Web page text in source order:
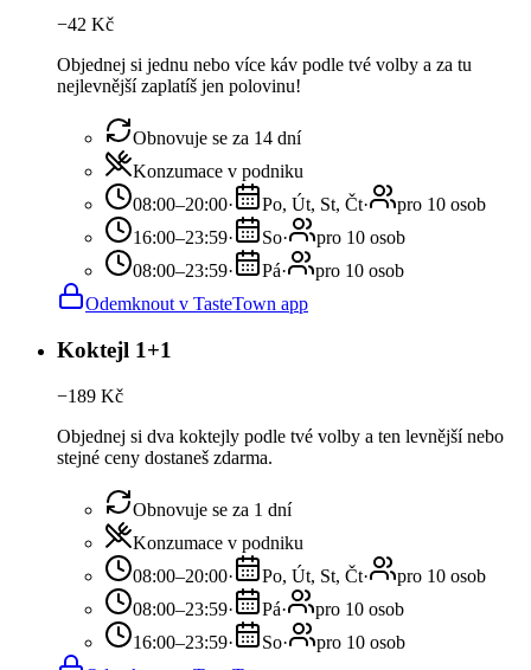
−42 Kč
Objednej si jednu nebo více káv podle tvé volby a za tu
nejlevnější zaplatíš jen polovinu!
Obnovuje se za 14 dní
Konzumace v podniku
08:00–20:00· Po, Út, St, Čt·
pro 10 osob
16:00–23:59· So·
pro 10 osob
08:00–23:59· Pá·
pro 10 osob
Odemknout v TasteTown app
Koktejl 1+1
−189 Kč
Objednej si dva koktejly podle tvé volby a ten levnější nebo
stejné ceny dostaneš zdarma.
Obnovuje se za 1 dní
Konzumace v podniku
08:00–20:00· Po, Út, St, Čt·
pro 10 osob
08:00–23:59· Pá·
pro 10 osob
16:00–23:59· So·
pro 10 osob